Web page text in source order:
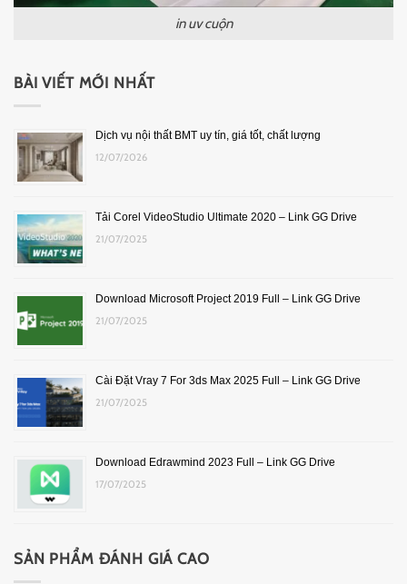
in uv cuộn
BÀI VIẾT MỚI NHẤT
Dịch vụ nội thất BMT uy tín, giá tốt, chất lượng
12/07/2026
Tải Corel VideoStudio Ultimate 2020 – Link GG Drive
21/07/2025
Download Microsoft Project 2019 Full – Link GG Drive
21/07/2025
Cài Đặt Vray 7 For 3ds Max 2025 Full – Link GG Drive
21/07/2025
Download Edrawmind 2023 Full – Link GG Drive
17/07/2025
SẢN PHẨM ĐÁNH GIÁ CAO